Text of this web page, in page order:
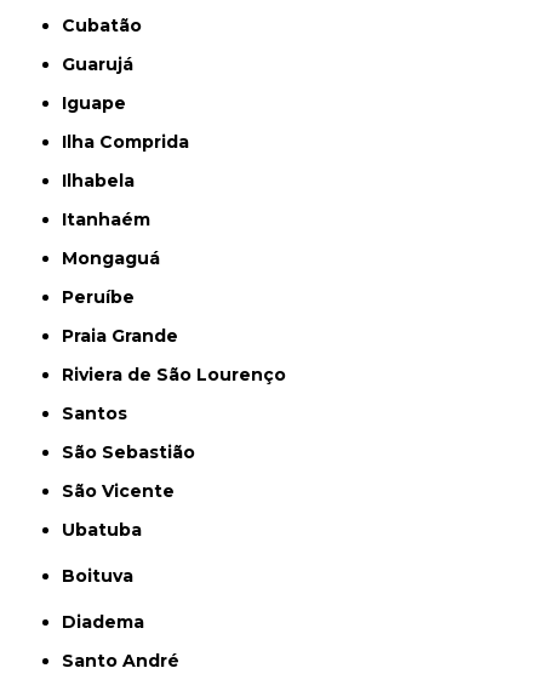
Cubatão
Guarujá
Iguape
Ilha Comprida
Ilhabela
Itanhaém
Mongaguá
Peruíbe
Praia Grande
Riviera de São Lourenço
Santos
São Sebastião
São Vicente
Ubatuba
Boituva
Diadema
Santo André